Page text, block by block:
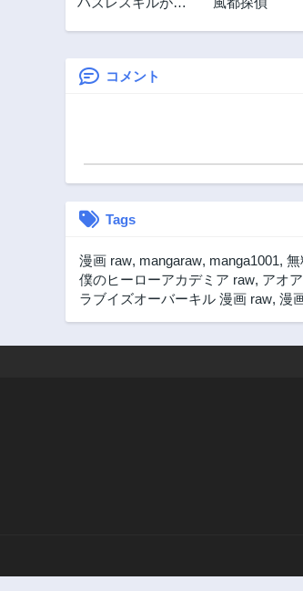
な人生に反転しま
す！ コメント
Tags
漫画 raw, mangaraw, manga1001, 無
僕のヒーローアカデミア raw, アオ
ラブイズオーバーキル 漫画 raw, 漫